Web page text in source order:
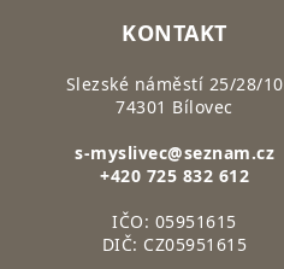
KONTAKT
Slezské náměstí 25/28/10
74301 Bílovec
s-myslivec@seznam.cz
+420 725 832 612
IČO: 05951615
DIČ: CZ05951615